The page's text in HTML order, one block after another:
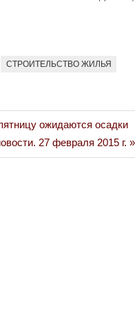
СТРОИТЕЛЬСТВО ЖИЛЬЯ
ожидаются осадки
27 февраля 2015 г.